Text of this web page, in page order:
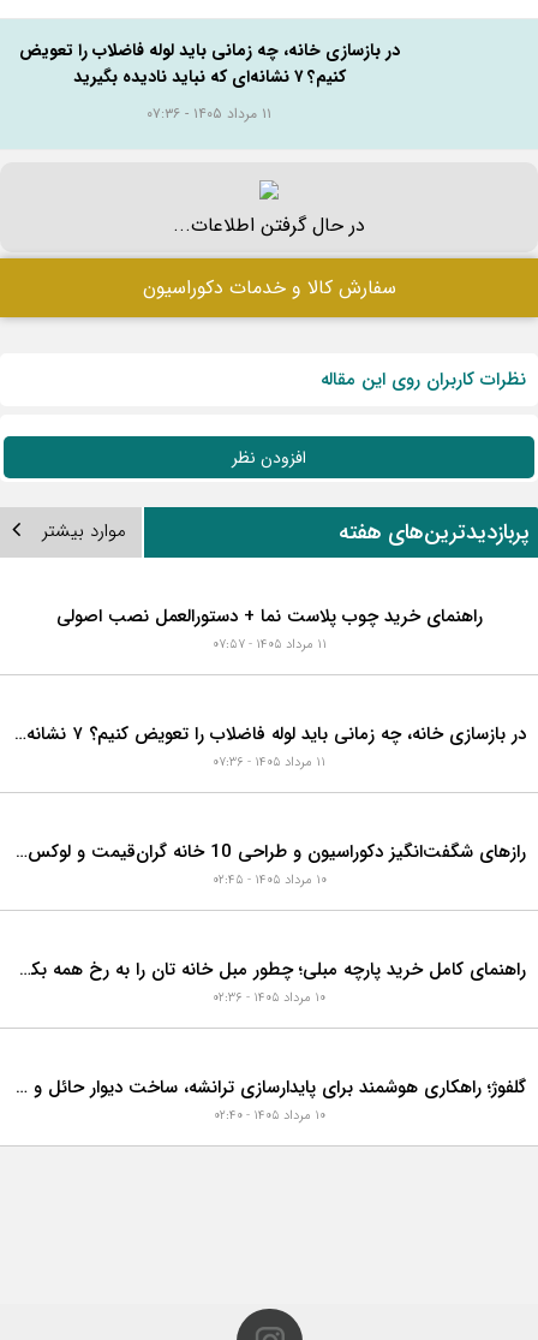
در بازسازی خانه، چه زمانی باید لوله فاضلاب را تعویض
کنیم؟ ۷ نشانه‌ای که نباید نادیده بگیرید
در حال گرفتن اطلاعات...
سفارش کالا و خدمات دکوراسیون
نظرات کاربران روی این مقاله
افزودن نظر
هفته موارد بیشتر
راهنمای خرید چوب پلاست نما + دستورالعمل نصب اصولی
در بازسازی خانه، چه زمانی باید لوله فاضلاب را تعویض کنیم؟ ۷ نشانه‌ای که نباید نادیده بگیرید
رازهای شگفت‌انگیز دکوراسیون و طراحی 10 خانه گران‌قیمت و لوکس دبی که هوش از سرتان می‌برد!
راهنمای کامل خرید پارچه مبلی؛ چطور مبل خانه تان را به رخ همه بکشید؟
گلفوژ؛ راهکاری هوشمند برای پایدارسازی ترانشه، ساخت دیوار حائل و زیباسازی شهری